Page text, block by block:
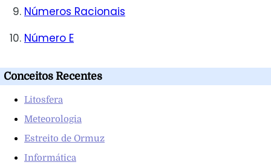
Números Racionais
Número E
Conceitos Recentes
Litosfera
Meteorologia
Estreito de Ormuz
Informática